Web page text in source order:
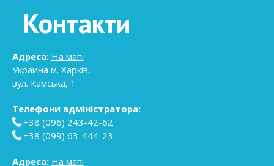
Контакти
Адреса: На мапі
Украина м. Харків,
вул. Камська, 1
Телефони адміністратора:
+38 (096) 243-42-62
+38 (099) 63-444-23
Адреса: На мапі